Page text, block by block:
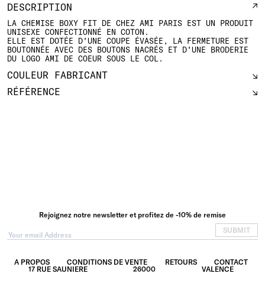
DESCRIPTION
LA CHEMISE BOXY FIT DE CHEZ AMI PARIS EST UN PRODUIT
UNISEXE CONFECTIONNÉ EN COTON.
ELLE EST DOTÉE D'UNE COUPE ÉVASÉE, LA FERMETURE EST
BOUTONNÉE AVEC DES BOUTONS NACRÉS ET D'UNE BRODERIE
DU LOGO AMI DE COEUR SOUS LE COL.
COULEUR FABRICANT
RÉFÉRENCE
A PROPOS CONDITIONS DE VENTE RETOURS
CONTACT
17 RUE SAUNIERE
26000 VALENCE
Rejoignez notre newsletter et profitez de -10% de remise
SUBMIT